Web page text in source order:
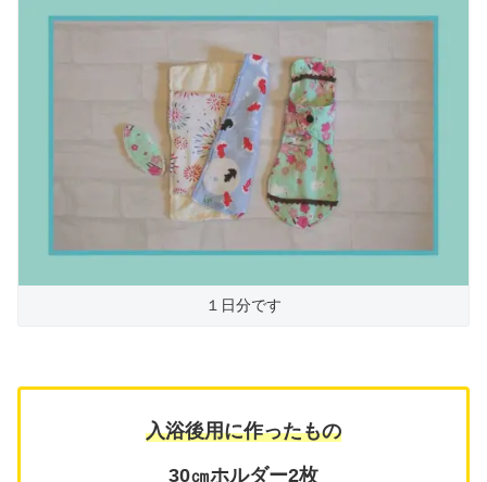
１日分です
入浴後用に作ったもの
30㎝ホルダー2枚